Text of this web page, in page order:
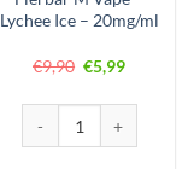
Lychee Ice – 20mg/ml
€9,90 Ursprünglicher
Preis
€5,99Aktueller